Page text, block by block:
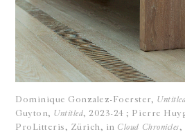
Dominique Gonzalez-Foerster,
Guyton, Untitled, 2023-24 ; Pierre
ProLitteris, Zürich, in Cloud Chronicles,